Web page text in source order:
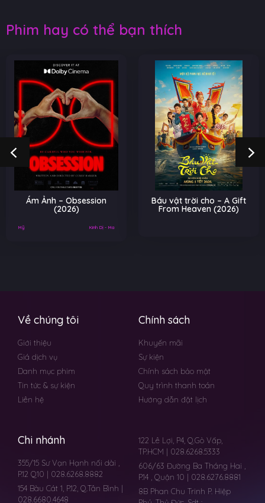
Phim hay có thể bạn thích
Ám Ảnh – Obsession
(2026)
Mỹ Kinh Dị - Ma
Báu vật trời cho – A Gift
From Heaven (2026)
Về chúng tôi
Giới thiệu
Giá dịch vụ
Danh mục phim
Tin tức & sự kiện
Liên hệ
Chính sách
Khuyến mãi
Sự kiện
Chính sách bảo mật
Quy trình thanh toán
Hướng dẫn đặt lịch
Chi nhánh
355/15 Sư Vạn Hạnh nối dài ,
P.12 Q10 | 028.6268.8882
154 Bàu Cát 1, P.12, Q.Tân Bình |
028.6680.4648
122 Lê Lợi, P4, Q.Gò Vấp,
TP.HCM | 028.6268.5333
606/63 Đường Ba Tháng Hai ,
P.14 , Quận 10 | 028.6276.8881
8B Phan Chu Trinh P. Hiệp